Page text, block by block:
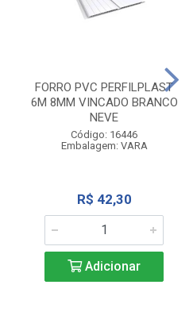
FORRO PVC PERFILPLAST
6M 8MM VINCADO BRANCO
NEVE
Código: 16446
Embalagem: VARA
R$ 42,30
Adicionar